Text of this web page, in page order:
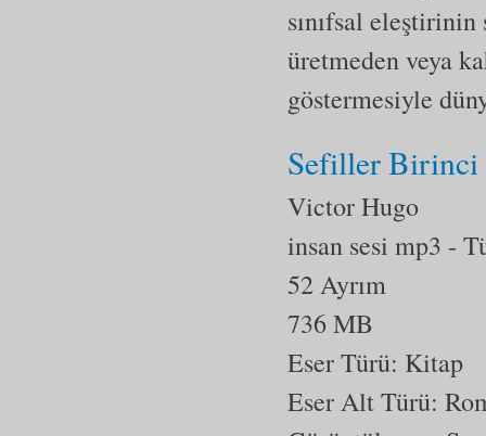
sınıfsal
üretmeden veya
göstermesiyle
Sefiller
Victor Hugo
insan sesi mp3 -
52 Ayrım
736 MB
Eser Türü: Kitap
Eser Alt Türü: